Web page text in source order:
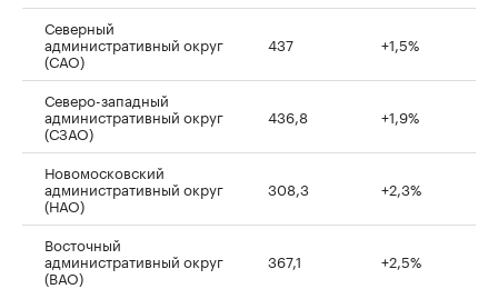
Северный
административный округ
(САО)
437 +1,5%
Северо-западный
административный округ
(СЗАО)
436,8 +1,9%
Новомосковский
административный округ
(НАО)
308,3 +2,3%
Восточный
административный округ
(ВАО)
367,1 +2,5%